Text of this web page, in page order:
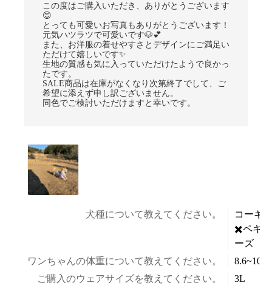
この度はご購入いただき、ありがとうございます
😊
とっても可愛いお写真もありがとうございます！
元気ハツラツで可愛いです🐶💕
また、お洋服の着せやすさとデザインにご満足い
ただけて嬉しいです✨
生地の質感も気に入っていただけたようで良かっ
たです。
SALE商品は在庫がなくなり次第終了でして、ご
希望に添えず申し訳ございません。
同色でご検討いただけますと幸いです。
犬種について教えてください。
コーギ
✖️ペキニ
ーズ
ワンちゃんの体重について教えてください。
ご購入のウェアサイズを教えてください。
3L